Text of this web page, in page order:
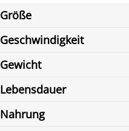
Größe
Geschwindigkeit
Gewicht
Lebensdauer
Nahrung